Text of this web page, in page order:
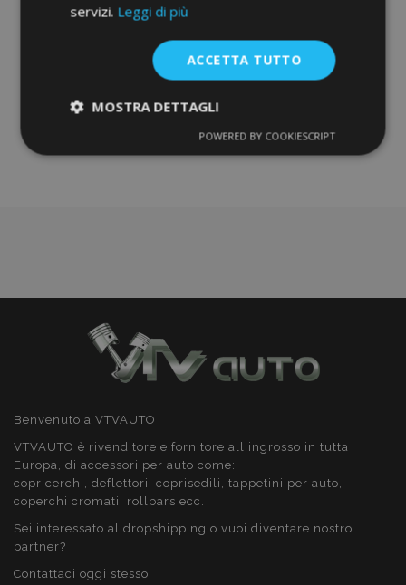
Non Disponibile
Aggiungi
lista
Benvenuto a VTVAUTO
VTVAUTO è rivenditore e fornitore all'ingrosso in tutta
Europa, di accessori per auto come:
copricerchi, deflettori, coprisedili, tappetini per auto,
coperchi cromati, rollbars ecc.
Sei interessato al dropshipping o vuoi diventare nostro
partner?
Contattaci oggi stesso!
servizi. Leggi di più
ACCETTA TUTTO
MOSTRA DETTAGLI
necessari
Performance
Strettamente necessari
Performance
Targeting
Funzionalità
I cookie strettamente necessari consentono le
dell'utente e la gestione dell'account. Il sito web
non può essere utilizzato correttamente senza i
cookie strettamente necessari.
Nome
POWERED BY COOKIESCRIPT